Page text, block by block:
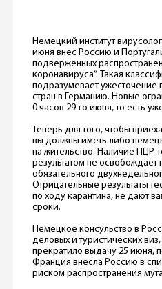
Немецкий институт
июня внес Россию и
подверженных
коронавируса”. Такая
подразумевает ужесточение
стран в Германию. Новые
0 часов 29-го июня, то есть
Теперь для того, чтобы
вы должны иметь либо
на жительство. Наличие ПЦР-
результатом не освобождает
обязательного
Отрицательные результаты
по ходу карантина, не дают
сроки.
Немецкое консульство в
деловых и туристических
прекратило выдачу 25 июня,
Франция внесла Россию в
риском распространения